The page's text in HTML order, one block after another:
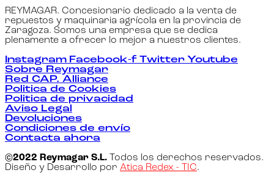
REYMAGAR. Concesionario dedicado a la venta de
repuestos y maquinaria agrícola en la provincia de
Zaragoza. Somos una empresa que se dedica
plenamente a ofrecer lo mejor a nuestros clientes.
Instagram Facebook-f Twitter Youtube
Sobre Reymagar
Red CAP. Alliance
Politica de Cookies
Politica de privacidad
Aviso Legal
Devoluciones
Condiciones de envío
Contacta ahora
©2022 Reymagar S.L. Todos los derechos reservados.
Diseño y Desarrollo por Atica Redex - TIC.